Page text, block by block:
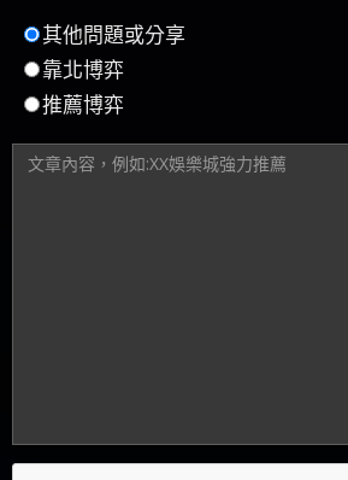
其他問題或分享
靠北博弈
推薦博弈